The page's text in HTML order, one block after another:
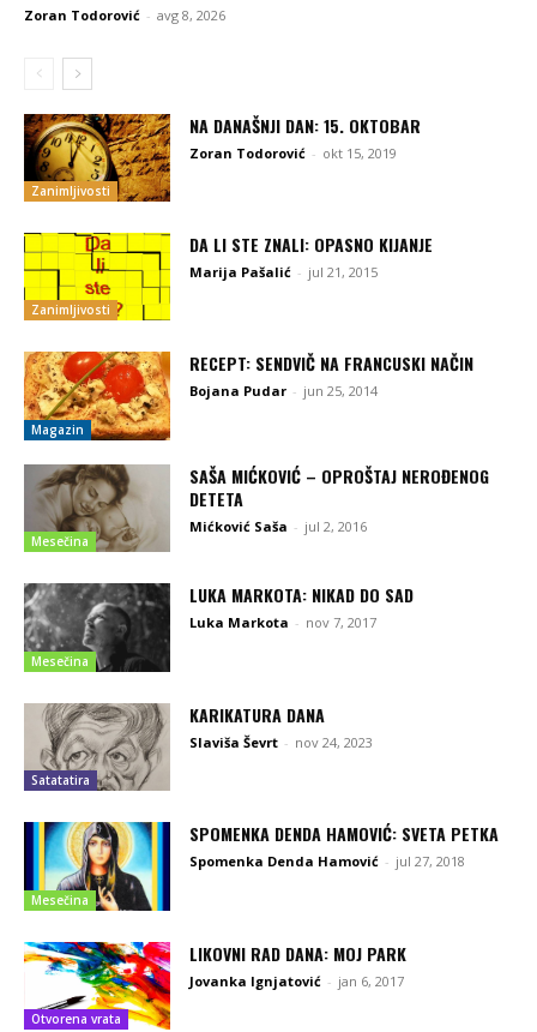
Zoran Todorović - avg 8, 2026
Zanimljivosti
NA DANAŠNJI DAN: 15. OKTOBAR
Zoran Todorović - okt 15, 2019
Zanimljivosti
DA LI STE ZNALI: OPASNO KIJANJE
Marija Pašalić - jul 21, 2015
Magazin
RECEPT: SENDVIČ NA FRANCUSKI NAČIN
Bojana Pudar - jun 25, 2014
Mesečina
SAŠA MIĆKOVIĆ – OPROŠTAJ NEROĐENOG
DETETA
Mićković Saša - jul 2, 2016
Mesečina
LUKA MARKOTA: NIKAD DO SAD
Luka Markota - nov 7, 2017
Satatatira
KARIKATURA DANA
Slaviša Ševrt - nov 24, 2023
Mesečina
SPOMENKA DENDA HAMOVIĆ: SVETA PETKA
Spomenka Denda Hamović - jul 27, 2018
Otvorena vrata
LIKOVNI RAD DANA: MOJ PARK
Jovanka Ignjatović - jan 6, 2017